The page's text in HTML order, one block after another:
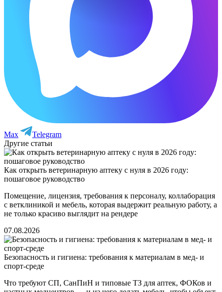
Max
Telegram
Другие статьи
Как открыть ветеринарную аптеку с нуля в 2026 году:
пошаговое руководство
Помещение, лицензия, требования к персоналу, коллаборация
с ветклиникой и мебель, которая выдержит реальную работу, а
не только красиво выглядит на рендере
07.08.2026
Безопасность и гигиена: требования к материалам в мед‑ и
спорт‑среде
Что требуют СП, СанПиН и типовые ТЗ для аптек, ФОКов и